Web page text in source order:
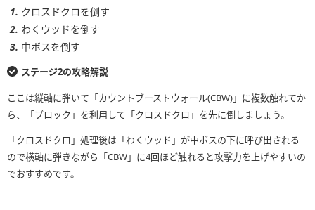
クロスドクロを倒す
わくウッドを倒す
中ボスを倒す
ステージ2の攻略解説
ここは縦軸に弾いて「カウントブーストウォール(CBW)」に複数触れてか
ら、「ブロック」を利用して「クロスドクロ」を先に倒しましょう。
「クロスドクロ」処理後は「わくウッド」が中ボスの下に呼び出される
ので横軸に弾きながら「CBW」に4回ほど触れると攻撃力を上げやすいの
でおすすめです。